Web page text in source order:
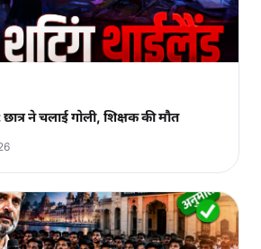
ने चलाई गोली, शिक्षक की मौत